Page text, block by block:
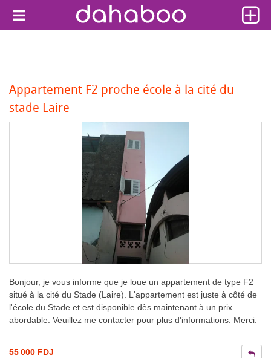
Appartement F2 proche école à la cité du
stade Laire
Bonjour, je vous informe que je loue un appartement de type F2
situé à la cité du Stade (Laire). L'appartement est juste à côté de
l'école du Stade et est disponible dès maintenant à un prix
abordable. Veuillez me contacter pour plus d'informations. Merci.
55 000 FDJ